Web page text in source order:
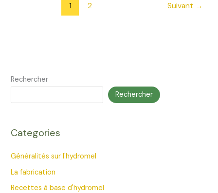
de
miel
1 2 Suivant →
Rechercher
Rechercher
Categories
Généralités sur l'hydromel
La fabrication
Recettes à base d'hydromel